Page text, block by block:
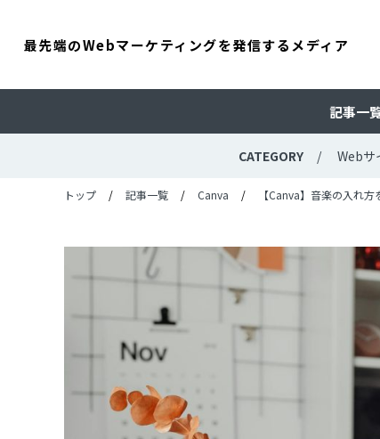
最先端のWebマーケティングを発信するメディア
記事一
CATEGORY Webサ
トップ 記事一覧 Canva 【Canva】音楽の入れ